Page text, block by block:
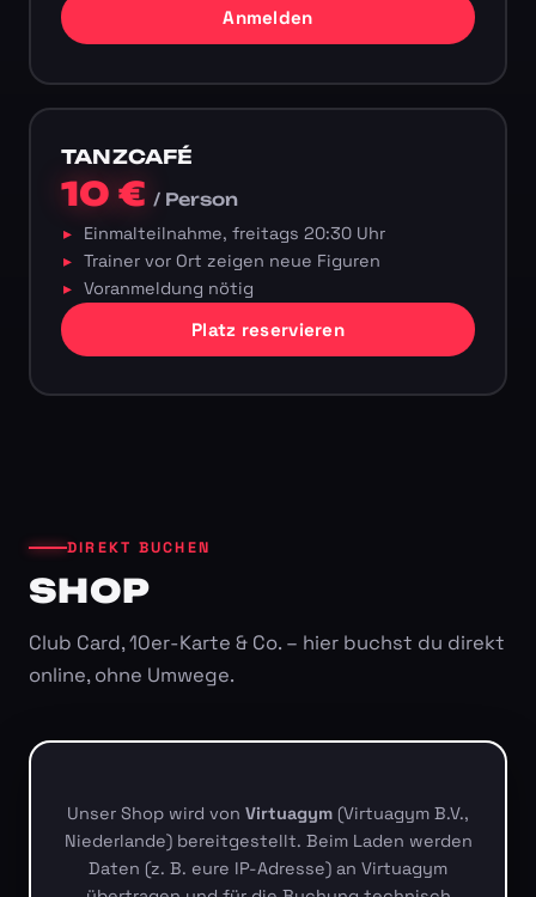
Anmelden
TANZCAFÉ
10 €/ Person
Einmalteilnahme, freitags 20:30 Uhr
Trainer vor Ort zeigen neue Figuren
Voranmeldung nötig
Platz reservieren
DIREKT BUCHEN
SHOP
Club Card, 10er-Karte & Co. – hier buchst du direkt
online, ohne Umwege.
Unser Shop wird von Virtuagym (Virtuagym B.V.,
Niederlande) bereitgestellt. Beim Laden werden
Daten (z. B. eure IP-Adresse) an Virtuagym